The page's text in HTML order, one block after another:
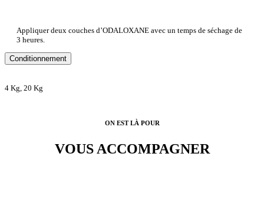
Appliquer deux couches d’ODALOXANE avec un temps de séchage de
3 heures.
Conditionnement
4 Kg, 20 Kg
ON EST LÀ POUR
VOUS ACCOMPAGNER